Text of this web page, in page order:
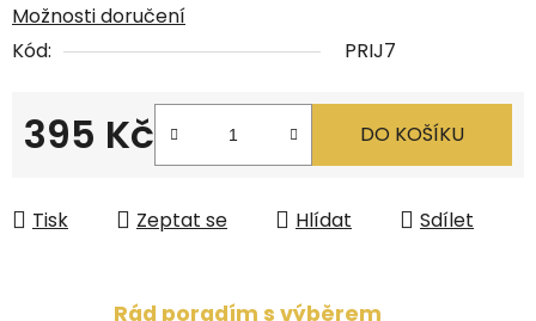
Možnosti doručení
Kód:
PRIJ7
395 Kč DO KOŠÍKU
Tisk Zeptat se Hlídat Sdílet
Rád poradím s výběrem